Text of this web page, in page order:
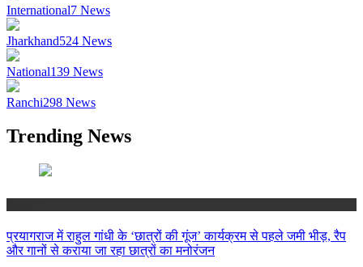
International7 News
Jharkhand524 News
National139 News
Ranchi298 News
Trending News
प्रयागराज में राहुल गांधी के ‘छात्रों की गूंज’ कार्यक्रम से पहले जमी भीड़, रैप
और गानों से कराया जा रहा छात्रों का मनोरंजन